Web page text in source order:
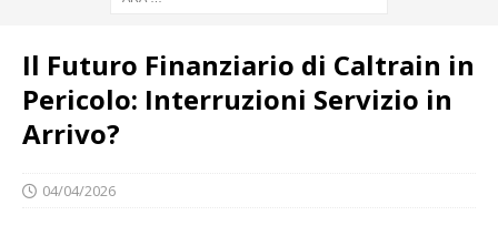
Il Futuro Finanziario di Caltrain in
Pericolo: Interruzioni Servizio in
Arrivo?
04/04/2026